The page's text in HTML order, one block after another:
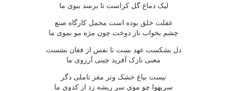
ليک دماغ گل کراست تا برسد ببوى ما
غفلت خلق بوده است مخمل کارگاه صنع
چشم بخواب ناز دوخت چون مژه مو بموى ما
دل بشکست عهد بست تا نفس از فغان نشست
معنى نازک آفريد چينى آرزوى ما
نيست بباغ خشک وتر مغز تاملى دگر
سربهوا چو موى سر ريشه زد از کدوى ما